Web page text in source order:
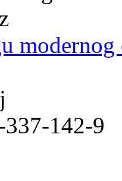
modernog
142-9